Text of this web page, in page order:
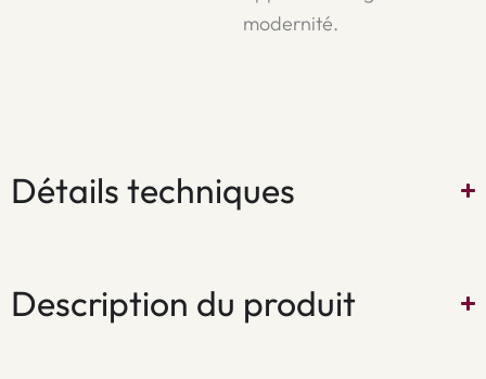
modernité.
Détails techniques
Description du produit